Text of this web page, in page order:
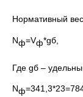
Нормативный
Nф=Vф*gб,
Где gб –
Nф